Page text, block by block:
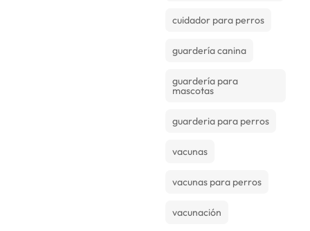
cuidador para perros
guardería canina
guardería para
mascotas
guarderia para perros
vacunas
vacunas para perros
vacunación